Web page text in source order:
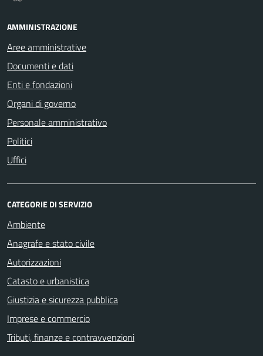
AMMINISTRAZIONE
Aree amministrative
Documenti e dati
Enti e fondazioni
Organi di governo
Personale amministrativo
Politici
Uffici
CATEGORIE DI SERVIZIO
Ambiente
Anagrafe e stato civile
Autorizzazioni
Catasto e urbanistica
Giustizia e sicurezza pubblica
Imprese e commercio
Tributi, finanze e contravvenzioni